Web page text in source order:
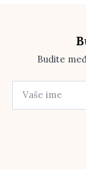
Budite